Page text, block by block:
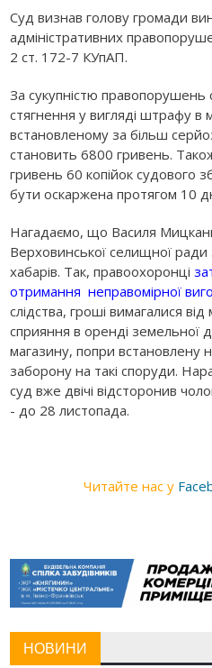
Суд визнав голову громади
адміністративних
2 ст. 172-7 КУпАП.
За сукупністю правопорушень
стягнення у вигляді штрафу в
встановленому за більш
становить 6800 гривень.
гривень 60 копійок судового
бути оскаржена протягом 10
Нагадаємо, що Василя
Верховинської селищної
хабарів. Так, правоохоронці
отримання неправомірної
слідства, гроші вимагалися
сприяння в оренді земельної
магазину, попри встановлену
заборону на такі споруди.
суд вже двічі відсторонив
- до 28 листопада.
Читайте нас у
НОВИНИ